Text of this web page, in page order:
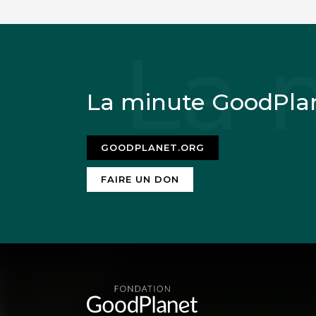
La minute
GOODPLANET.ORG
FAIRE UN DON